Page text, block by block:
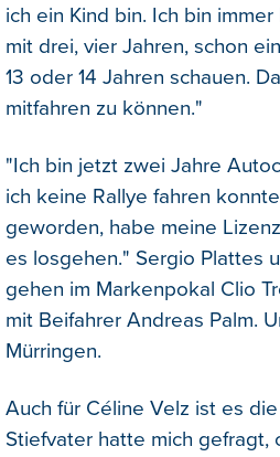
ich ein Kind bin. Ich bin
mit drei, vier Jahren, schon
13 oder 14 Jahren schauen.
mitfahren zu können."
"Ich bin jetzt zwei Jahre
ich keine Rallye fahren
geworden, habe meine
es losgehen." Sergio Plattes
gehen im Markenpokal Clio
mit Beifahrer Andreas Palm.
Mürringen.
Auch für Céline Velz ist es
Stiefvater hatte mich gefragt,